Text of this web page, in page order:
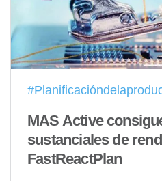
MAS Active
sustanciales de
FastReactPlan